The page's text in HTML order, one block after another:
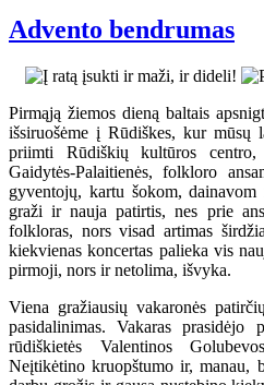
Advento bendrumas
Pirmąją žiemos dieną baltais
išsiruošėme į Rūdiškes, kur mūsų
priimti Rūdiškių kultūros centro,
Gaidytės-Palaitienės, folkloro
gyventojų, kartu šokom,
graži ir nauja patirtis, nes prie
folkloras, nors visad artimas
kiekvienas koncertas palieka vis
pirmoji, nors ir netolima, išvyka.
Viena gražiausių vakaronės
pasidalinimas. Vakaras prasidėjo
rūdiškietės Valentinos
Neįtikėtino kruopštumo ir, manau,